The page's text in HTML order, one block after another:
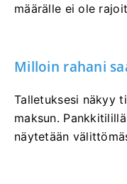
määrälle ei ole
Milloin rahani
Talletuksesi näkyy
maksun.
näytetään